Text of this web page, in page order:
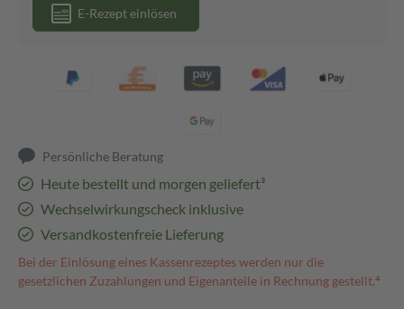
E-Rezept einlösen
Persönliche Beratung
Heute bestellt und morgen geliefert³
Wechselwirkungscheck inklusive
Versandkostenfreie Lieferung
Bei der Einlösung eines Kassenrezeptes werden nur die
gesetzlichen Zuzahlungen und Eigenanteile in Rechnung gestellt.⁴